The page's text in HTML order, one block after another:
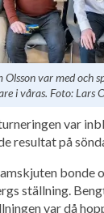
var med och
i våras. Foto: Lars
var
resultat på
bonde
ställning.
var då